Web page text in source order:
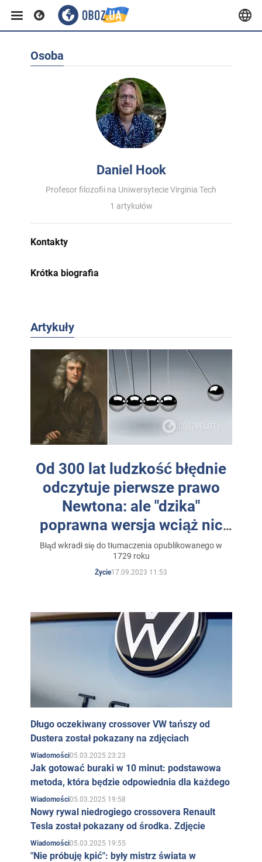
Osoba
Daniel Hook
Profesor filozofii na Uniwersytecie Virginia Tech
1 artykułów
Kontakty
Krótka biografia
Artykuły
Od 300 lat ludzkość błędnie
odczytuje pierwsze prawo
Newtona: ale "dzika"
poprawna wersja wciąż nic
nie zmienia
Błąd wkradł się do tłumaczenia opublikowanego w
1729 roku
Życie17.09.2023 11:53
Długo oczekiwany crossover VW tańszy od
Dustera został pokazany na zdjęciach
Wiadomości05.03.2025 23:23
Jak gotować buraki w 10 minut: podstawowa
metoda, która będzie odpowiednia dla każdego
Wiadomości05.03.2025 19:58
Nowy rywal niedrogiego crossovera Renault
Tesla został pokazany od środka. Zdjęcie
Wiadomości05.03.2025 19:55
"Nie próbuję kpić": były mistrz świata w